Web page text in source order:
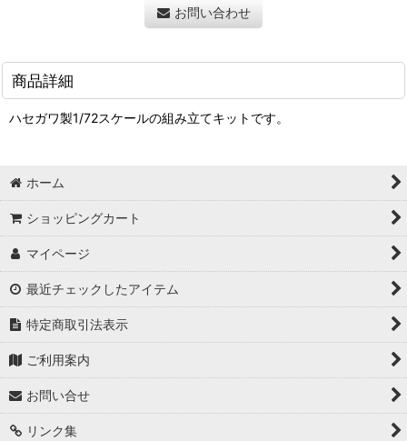
お問い合わせ
商品詳細
ハセガワ製1/72スケールの組み立てキットです。
ホーム
ショッピングカート
マイページ
最近チェックしたアイテム
特定商取引法表示
ご利用案内
お問い合せ
リンク集